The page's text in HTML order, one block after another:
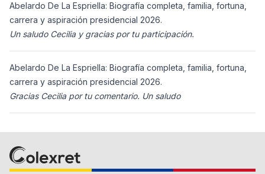
Abelardo De La Espriella: Biografía completa, familia, fortuna,
carrera y aspiración presidencial 2026.
Un saludo Cecilia y gracias por tu participación.
Abelardo De La Espriella: Biografía completa, familia, fortuna,
carrera y aspiración presidencial 2026.
Gracias Cecilia por tu comentario. Un saludo